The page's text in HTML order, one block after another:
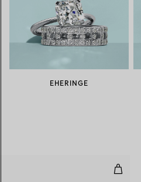
EHERINGE
Ring